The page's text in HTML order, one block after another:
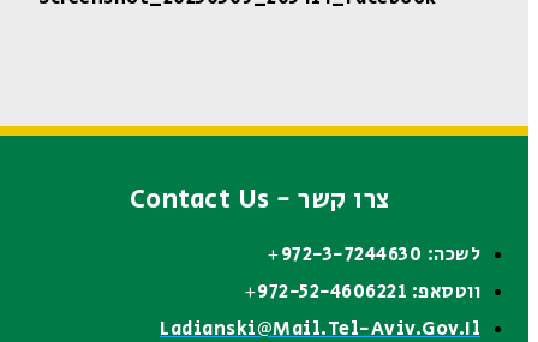
צרו קשר - Contact Us
לשכה: 972-3-7244630+
ווטסאפ: 972-52-4606221+
Ladianski@mail.tel-Aviv.gov.il